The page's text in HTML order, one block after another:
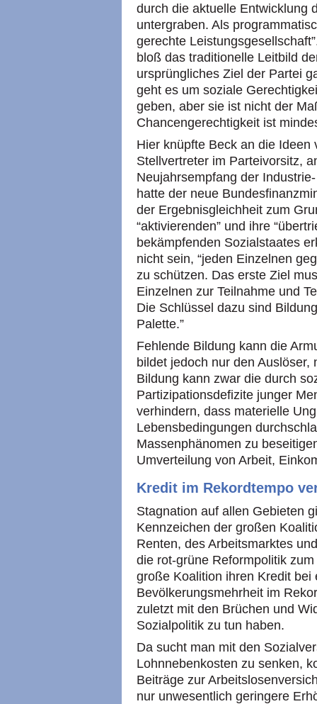
durch die aktuelle Entwicklung
untergraben. Als
gerechte
bloß das traditionelle Leitbild
ursprüngliches Ziel der Partei
geht es um soziale
geben, aber sie ist nicht der
Chancengerechtigkeit ist
Hier knüpfte Beck an die
Stellvertreter im Parteivorsitz,
Neujahrsempfang der
hatte der neue
der Ergebnisgleichheit zum
“aktivierenden” und ihre
bekämpfenden Sozialstaates
nicht sein, “jeden Einzelnen
zu schützen. Das erste Ziel
Einzelnen zur Teilnahme und
Die Schlüssel dazu sind
Palette.”
Fehlende Bildung kann die
bildet jedoch nur den
Bildung kann zwar die durch
Partizipationsdefizite junger
verhindern, dass materielle
Lebensbedingungen
Massenphänomen zu
Umverteilung von Arbeit,
Kredit im Rekordtempo
Stagnation auf allen Gebieten
Kennzeichen der großen
Renten, des Arbeitsmarktes
die rot-grüne Reformpolitik
große Koalition ihren Kredit bei
Bevölkerungsmehrheit im
zuletzt mit den Brüchen und
Sozialpolitik zu tun haben.
Da sucht man mit den
Lohnnebenkosten zu senken,
Beiträge zur
nur unwesentlich geringere